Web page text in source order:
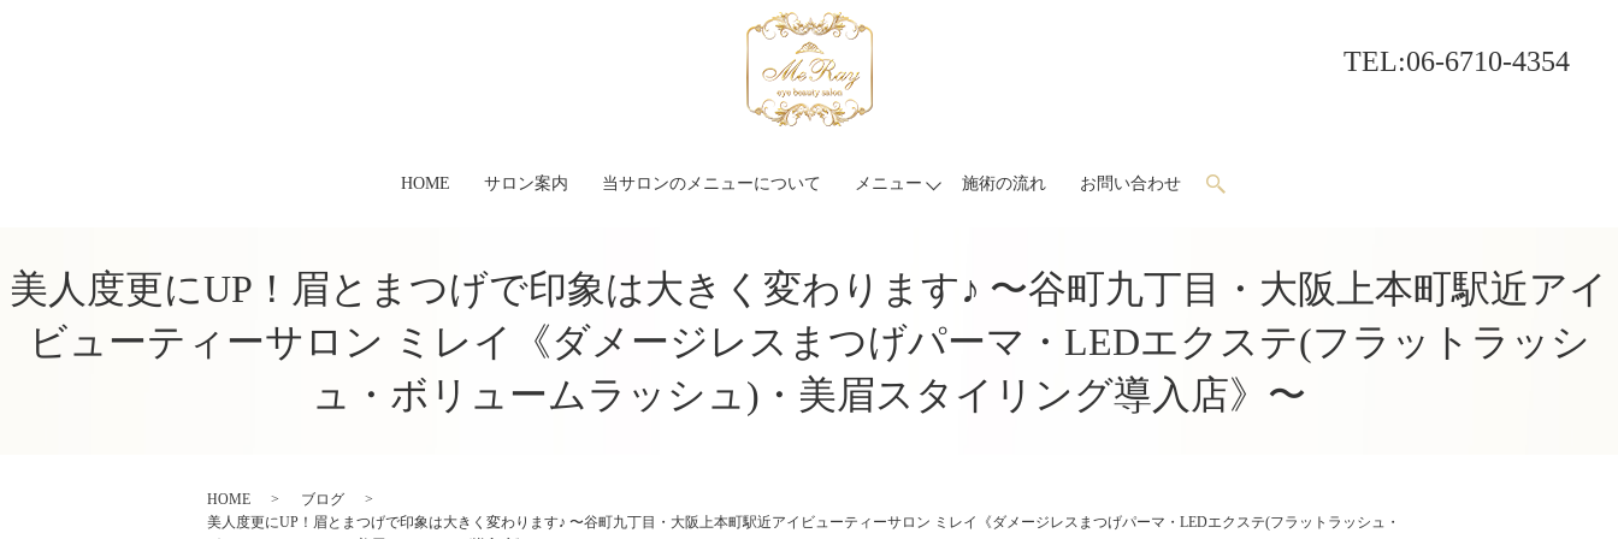
TEL:06-6710-4354
HOME サロン案内 当サロンのメニューについて メニュー 施術の流れ お問い合わせ search
美人度更にUP！眉とまつげで印象は大きく変わります♪ 〜谷町九丁目・大阪上本町駅近アイ
ビューティーサロン ミレイ《ダメージレスまつげパーマ・LEDエクステ(フラットラッシ
ュ・ボリュームラッシュ)・美眉スタイリング導入店》〜
HOME
ブログ
美人度更にUP！眉とまつげで印象は大きく変わります♪ 〜谷町九丁目・大阪上本町駅近アイビューティーサロン ミレイ《ダメージレスまつげパーマ・LEDエクステ(フラットラッシュ・